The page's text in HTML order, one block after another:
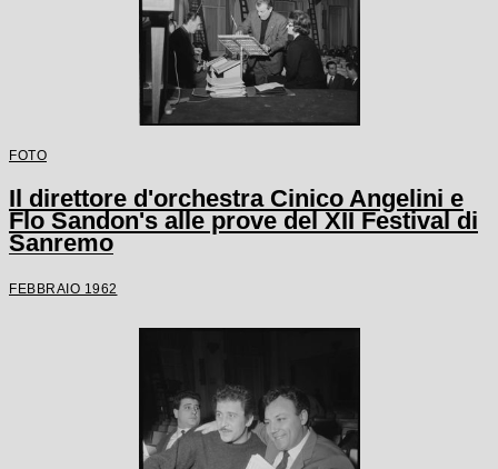
FOTO
Il direttore d'orchestra Cinico Angelini e
Flo Sandon's alle prove del XII Festival di
Sanremo
FEBBRAIO 1962